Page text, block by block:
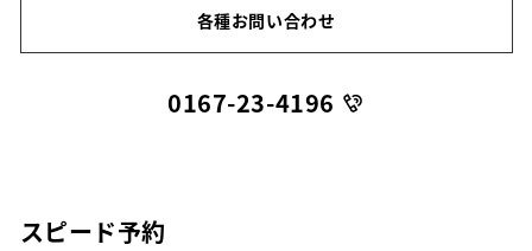
各種お問い合わせ
0167-23-4196
スピード予約